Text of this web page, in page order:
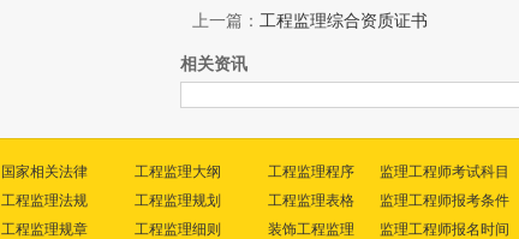
上一篇： 工程监理综合资质证书
相关资讯
国家相关法律
工程监理法规
工程监理规章
工程监理大纲
工程监理规划
工程监理细则
工程监理程序
工程监理表格
装饰工程监理
监理工程师考试科目
监理工程师报考条件
监理工程师报名时间